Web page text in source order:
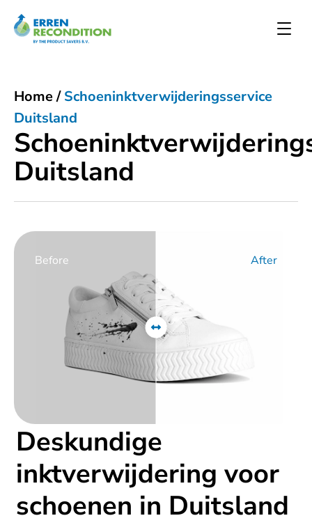
Duitsland
Home/Schoeninktverwijderingsservice
Duitsland
Before After
Deskundige
inktverwijdering voor
schoenen in Duitsland